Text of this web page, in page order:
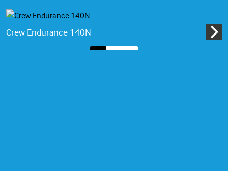
Crew Endurance 140N